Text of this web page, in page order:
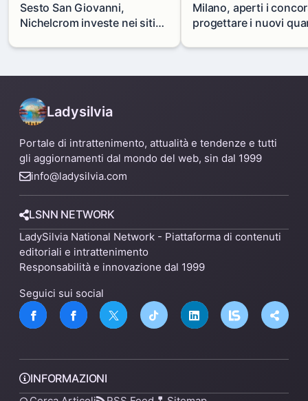
Sesto San Giovanni,
Nichelcrom investe nei siti
capannone per fare spazio a
Milano, aperti i
progettare i nuovi
Mare
Ladysilvia
Portale di intrattenimento, attualità e tendenze e tutti
gli aggiornamenti dal mondo del web, sin dal 1999
info@ladysilvia.com
LSNN NETWORK
LadySilvia National Network - Piattaforma di contenuti
editoriali e intrattenimento
Responsabilità e innovazione dal 1999
Seguici sui social
INFORMAZIONI